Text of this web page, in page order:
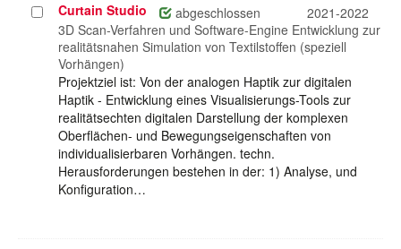
Projekt
auswählen
Curtain Studio abgeschlossen
2021-2022
3D Scan-Verfahren und Software-Engine Entwicklung zur
realitätsnahen Simulation von Textilstoffen (speziell
Vorhängen)
Projektziel ist: Von der analogen Haptik zur digitalen
Haptik - Entwicklung eines Visualisierungs-Tools zur
realitätsechten digitalen Darstellung der komplexen
Oberflächen- und Bewegungseigenschaften von
individualisierbaren Vorhängen. techn.
Herausforderungen bestehen in der: 1) Analyse, und
Konfiguration…